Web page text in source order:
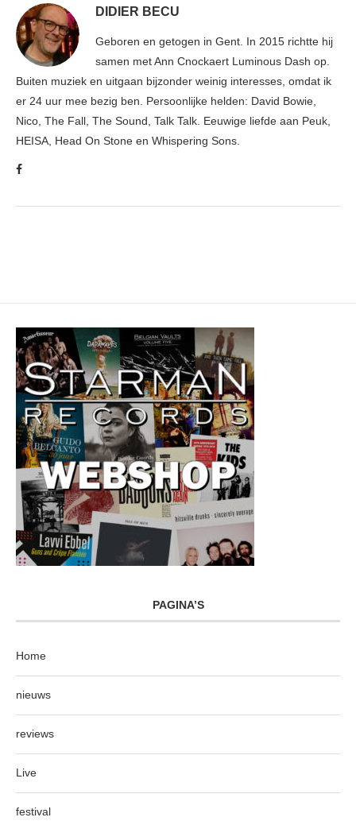
DIDIER BECU
Geboren en getogen in Gent. In 2015 richtte hij
samen met Ann Cnockaert Luminous Dash op.
Buiten muziek en uitgaan bijzonder weinig interesses, omdat ik
er 24 uur mee bezig ben. Persoonlijke helden: David Bowie,
Nico, The Fall, The Sound, Talk Talk. Eeuwige liefde aan Peuk,
HEISA, Head On Stone en Whispering Sons.
PAGINA’S
Home
nieuws
reviews
Live
festival